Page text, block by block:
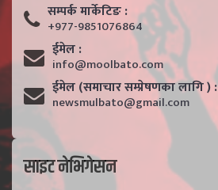
सम्पर्क मार्केटिङ :
+977-9851076864
ईमेल :
info@moolbato.com
ईमेल (समाचार सम्प्रेषणका लागि ) :
newsmulbato@gmail.com
साइट नेभिगेसन